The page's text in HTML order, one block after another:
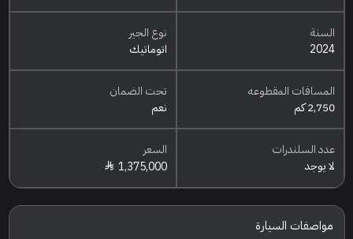
السنة
2024
نوع الجير
اتوماتيك
المسافات المقطوعه
2,750 كم
تحت الضمان
نعم
عدد السلندرات
لا يوجد
السعر
1,375,000
مواصفات السيارة